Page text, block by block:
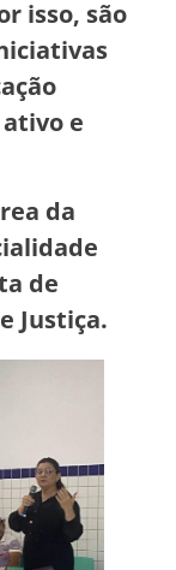
isso, são
e
da
de
Justiça.